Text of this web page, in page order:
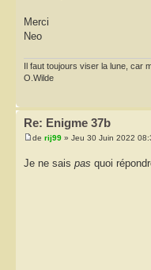
Merci
Neo
Il faut toujours viser la lune, car
O.Wilde
Re: Enigme 37b
de rij99 » Jeu 30 Juin 2022
Je ne sais pas quoi